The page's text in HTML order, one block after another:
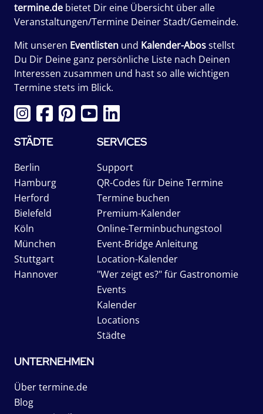
termine.de bietet Dir eine Übersicht über alle
Veranstaltungen/Termine Deiner Stadt/Gemeinde.
Mit unseren Eventlisten und Kalender-Abosstellst
Du Dir Deine ganz persönliche Liste nach Deinen
Interessen zusammen und hast so alle wichtigen
Termine stets im Blick.
STÄDTE
Berlin
Hamburg
Herford
Bielefeld
Köln
München
Stuttgart
Hannover
SERVICES
Support
QR-Codes für Deine Termine
Termine buchen
Premium-Kalender
Online-Terminbuchungstool
Event-Bridge Anleitung
Location-Kalender
"Wer zeigt es?" für Gastronomie
Events
Kalender
Locations
Städte
UNTERNEHMEN
Über termine.de
Blog